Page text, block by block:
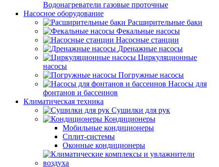
Водонагреватели газовые проточные
Насосное оборудование
Расширительные баки
Фекальные насосы
Насосные станции
Дренажные насосы
Циркуляционные
насосы
Погружные насосы
Насосы для
фонтанов и бассеинов
Климатическая техника
Сушилки для рук
Кондиционеры
Мобильные кондиционеры
Сплит-системы
Оконные кондиционеры